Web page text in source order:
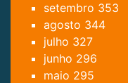
setembro 353
agosto 344
julho 327
junho 296
maio 295